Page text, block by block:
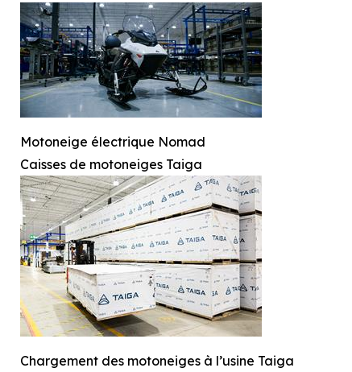
Motoneige électrique Nomad
Caisses de motoneiges Taiga
Chargement des motoneiges à l’usine Taiga